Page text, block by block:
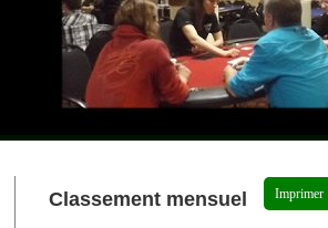
Classement mensuel Imprimer